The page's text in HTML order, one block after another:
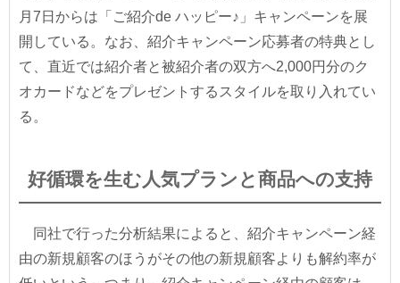
月7日からは「ご紹介de ハッピー♪」キャンペーンを展
開している。なお、紹介キャンペーン応募者の特典とし
て、直近では紹介者と被紹介者の双方へ2,000円分のク
オカードなどをプレゼントするスタイルを取り入れてい
る。
好循環を生む人気プランと商品への支持
同社で行った分析結果によると、紹介キャンペーン経
由の新規顧客のほうがその他の新規顧客よりも解約率が